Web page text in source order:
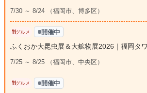
7/30 ～ 8/24 （福岡市、博多区）
グルメ 開催中
ふくおか大昆虫展＆大鉱物展2026｜福岡タ
7/25 ～ 8/25 （福岡市、中央区）
グルメ 開催中